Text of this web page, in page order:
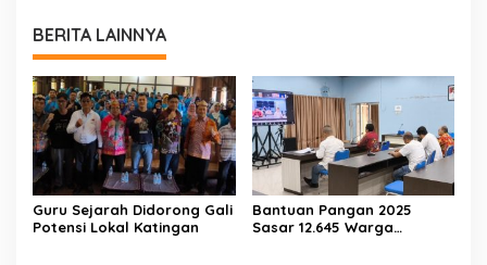
BERITA LAINNYA
Guru Sejarah Didorong Gali
Potensi Lokal Katingan
Bantuan Pangan 2025
Sasar 12.645 Warga